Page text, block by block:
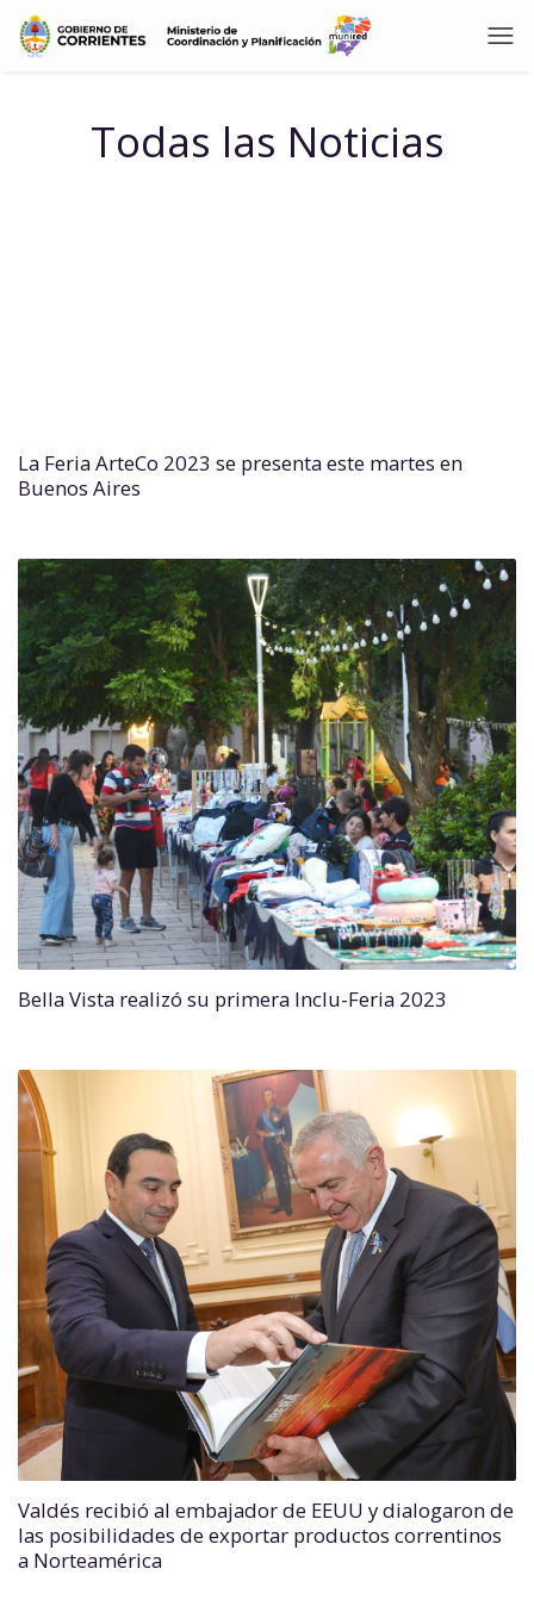
Todas las Noticias
La Feria ArteCo 2023 se presenta este martes en
Buenos Aires
Bella Vista realizó su primera Inclu-Feria 2023
Valdés recibió al embajador de EEUU y dialogaron de
las posibilidades de exportar productos correntinos
a Norteamérica